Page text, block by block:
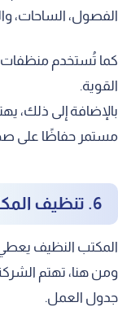
الفصول، الساحات،
كما تُستخدم منظفات
القوية.
بالإضافة إلى ذلك،
مستمر حفاظًا على
6. تنظيف المكاتب والشركات لبيئة عمل مريحة
المكتب النظيف يعطي
ومن هنا، تهتم
جدول العمل.